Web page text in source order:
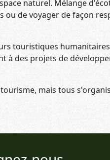
naturel. Mélange
ou de voyager de façon
touristiques
des projets de
mais tous